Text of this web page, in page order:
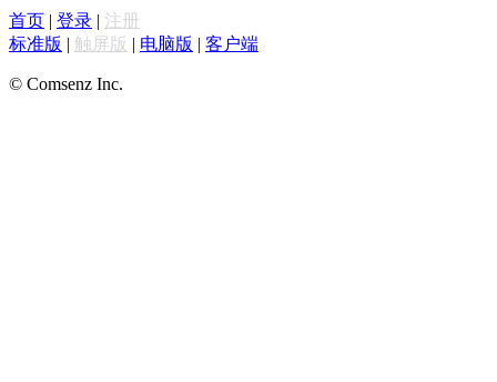
首页 | 登录 | 注册
标准版 | 触屏版 | 电脑版 | 客户端
© Comsenz Inc.